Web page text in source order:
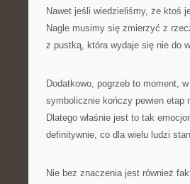
Nawet jeśli wiedzieliśmy, że ktoś
Nagle musimy się zmierzyć z
z pustką, która wydaje się nie do
Dodatkowo, pogrzeb to moment,
symbolicznie kończy pewien etap
Dlatego właśnie jest to tak
definitywnie, co dla wielu ludzi
Nie bez znaczenia jest również